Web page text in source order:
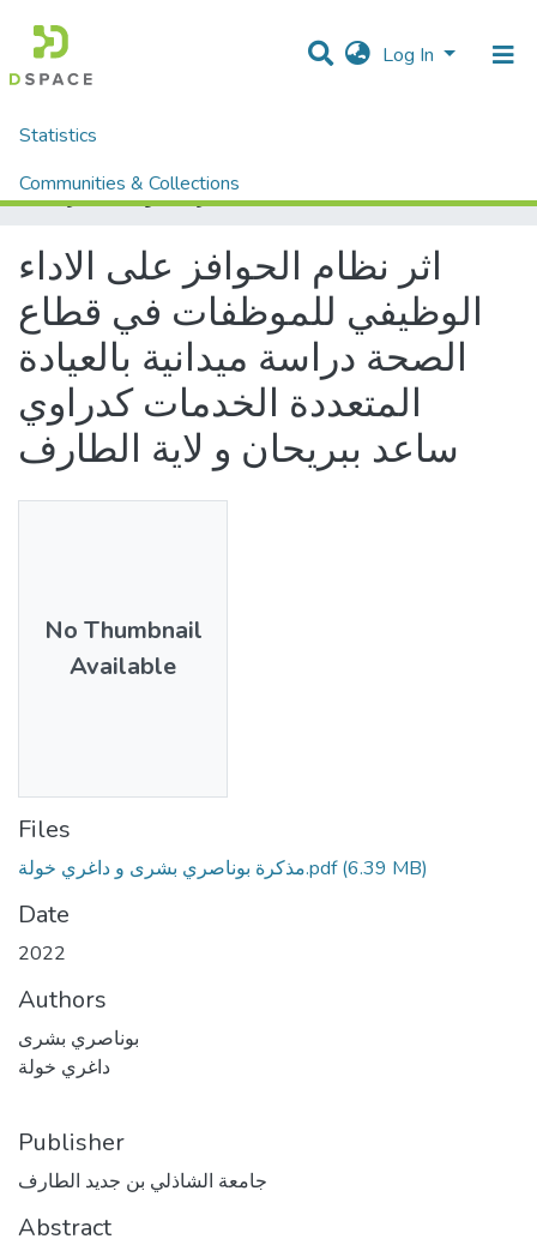
Log In
Statistics
Communities & Collections
Home
اثر نظام الحوافز على الاداء الوظيفي للموظفات في قطاع الصحة دراسة ميدانية بالعيادة المتعددة الخدمات كدراوي ساعد ببريحان و لاية الطارف
اثر نظام الحوافز على الاداء
الوظيفي للموظفات في قطاع
الصحة دراسة ميدانية بالعيادة
المتعددة الخدمات كدراوي
ساعد ببريحان و لاية الطارف
No Thumbnail
Available
Files
مذكرة بوناصري بشرى و داغري خولة.pdf (6.39 MB)
Date
2022
Authors
بوناصري بشرى
داغري خولة
Publisher
جامعة الشاذلي بن جديد الطارف
Abstract